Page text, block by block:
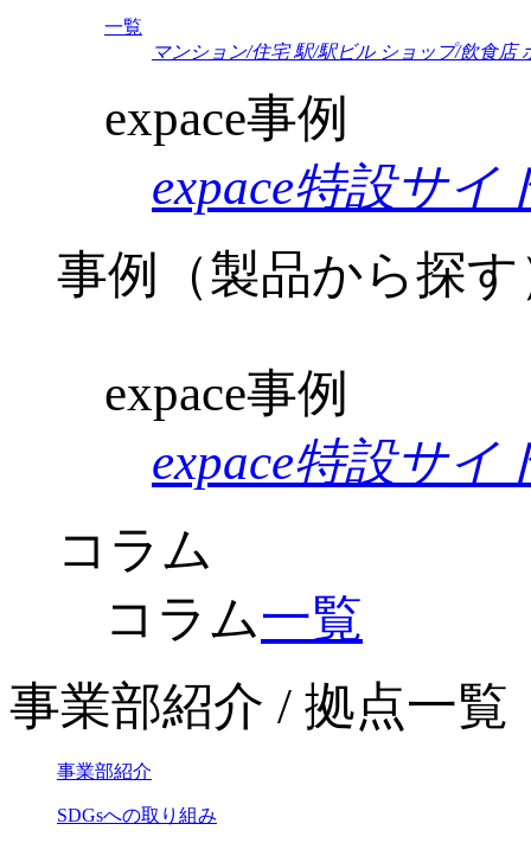
一覧
マンション/住宅 駅/駅ビル ショップ/飲食店
expace事例
expace特設サイ
事例（製品から探す
expace事例
expace特設サイ
コラム
コラム一覧
事業部紹介 / 拠点一覧
事業部紹介
SDGsへの取り組み